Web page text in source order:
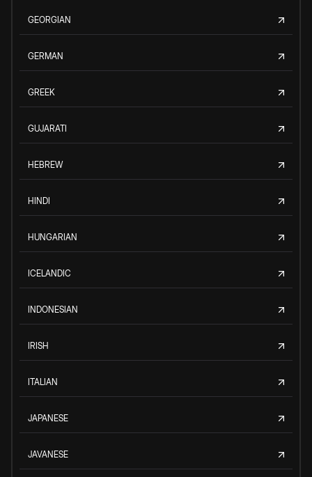
GEORGIAN
GERMAN
GREEK
GUJARATI
HEBREW
HINDI
HUNGARIAN
ICELANDIC
INDONESIAN
IRISH
ITALIAN
JAPANESE
JAVANESE